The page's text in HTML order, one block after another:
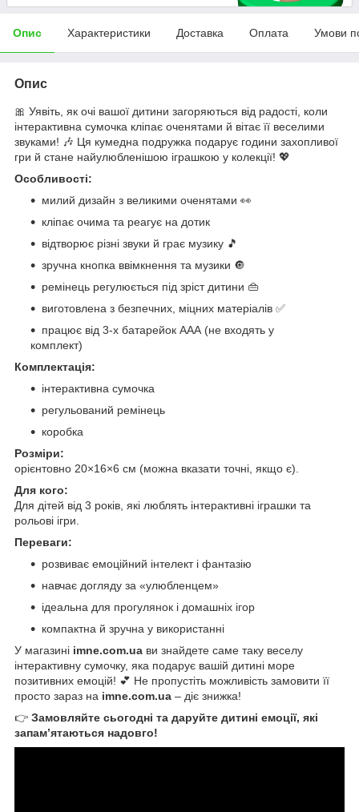
Опис Характеристики Доставка Оплата Умови
Опис
🎀 Уявіть, як очі вашої дитини загоряються від радості, коли
інтерактивна сумочка кліпає оченятами й вітає її веселими
звуками! 🎶 Ця кумедна подружка подарує години захопливої
гри й стане найулюбленішою іграшкою у колекції! 💖
Особливості:
милий дизайн з великими оченятами 👀
кліпає очима та реагує на дотик
відтворює різні звуки й грає музику 🎵
зручна кнопка ввімкнення та музики 🔘
ремінець регулюється під зріст дитини 👜
виготовлена з безпечних, міцних матеріалів ✅
працює від 3-х батарейок ААА (не входять у
комплект)
Комплектація:
інтерактивна сумочка
регульований ремінець
коробка
Розміри:
орієнтовно 20×16×6 см (можна вказати точні, якщо є).
Для кого:
Для дітей від 3 років, які люблять інтерактивні іграшки та
рольові ігри.
Переваги:
розвиває емоційний інтелект і фантазію
навчає догляду за «улюбленцем»
ідеальна для прогулянок і домашніх ігор
компактна й зручна у використанні
У магазині imne.com.ua ви знайдете саме таку веселу
інтерактивну сумочку, яка подарує вашій дитині море
позитивних емоцій! 💕 Не пропустіть можливість замовити її
просто зараз на imne.com.ua – діє знижка!
👉 Замовляйте сьогодні та даруйте дитині емоції, які
запам’ятаються надовго!